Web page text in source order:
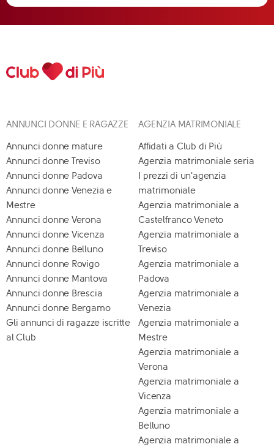
ANNUNCI DONNE E RAGAZZE
Annunci donne mature
Annunci donne Treviso
Annunci donne Padova
Annunci donne Venezia e
Mestre
Annunci donne Verona
Annunci donne Vicenza
Annunci donne Belluno
Annunci donne Rovigo
Annunci donne Mantova
Annunci donne Brescia
Annunci donne Bergamo
Gli annunci di ragazze iscritte
al Club
AGENZIA MATRIMONIALE
Affidati a Club di Più
Agenzia matrimoniale seria
I prezzi di un'agenzia
matrimoniale
Agenzia matrimoniale a
Castelfranco Veneto
Agenzia matrimoniale a
Treviso
Agenzia matrimoniale a
Padova
Agenzia matrimoniale a
Venezia
Agenzia matrimoniale a
Mestre
Agenzia matrimoniale a
Verona
Agenzia matrimoniale a
Vicenza
Agenzia matrimoniale a
Belluno
Agenzia matrimoniale a